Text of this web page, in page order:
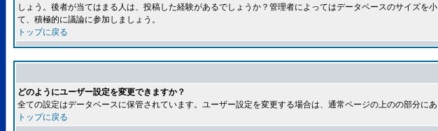
しょう。後者が当てはまる人は、投稿した経験があるでしょうか？管理者によってはデータベースのサイズ
て、積極的に議論に参加しましょう。
トップに戻る
どのようにユーザー設定を変更できますか？
全ての設定はデータベースに保管されています。ユーザー設定を変更する場合は、通常ページの上のの部分
トップに戻る